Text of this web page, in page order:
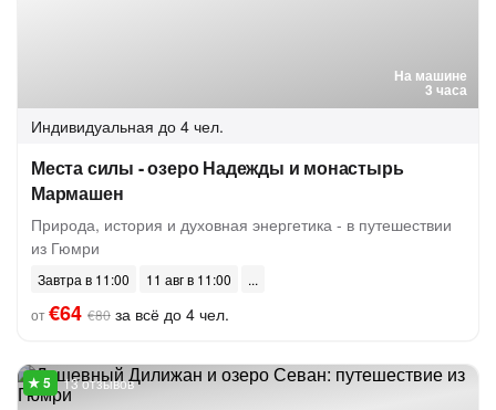
На машине
3 часа
Индивидуальная до 4 чел.
Места силы - озеро Надежды и монастырь
Мармашен
Природа, история и духовная энергетика - в путешествии
из Гюмри
Завтра в 11:00
11 авг в 11:00
от€64 €80 за всё до 4 чел.
13 отзывов